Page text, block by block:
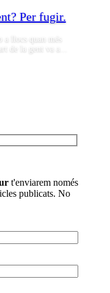
Per fugir.
a llocs quan més
de la gent va a...
t'enviarem només
publicats. No